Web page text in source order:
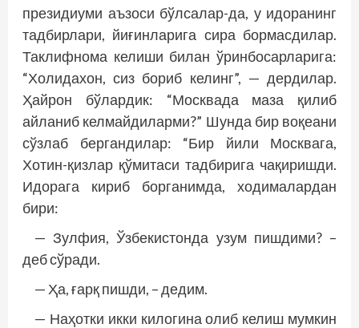
президиуми аъзоси бўлсалар-да, у идоранинг
тадбирлари, йиғинларига сира бормасдилар.
Таклифнома келиши билан ўринбосарларига:
“Холидахон, сиз бориб келинг”, — дердилар.
Ҳайрон бўлардик: “Мос­квада маза қилиб
айланиб келмайдиларми?” Шунда бир воқеани
сўзлаб бергандилар: “Бир йили Москвага,
Хотин-қизлар қўмитаси тадбирига чақиришди.
Идорага кириб борганимда, ходималардан
бири:
— Зулфия, Ўзбекистонда узум пишдими? –
деб сўради.
— Ҳа, ғарқ пишди, – дедим.
— Наҳотки икки килогина олиб келиш мумкин